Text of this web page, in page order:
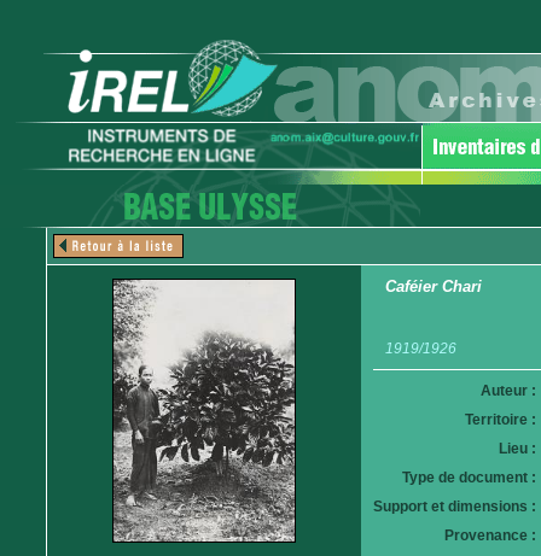
Caféier Chari
1919/1926
Auteur :
Territoire :
Lieu :
Type de document :
Support et dimensions :
Provenance :